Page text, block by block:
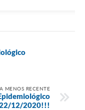
MENOS RECENTE
12/2020!!!